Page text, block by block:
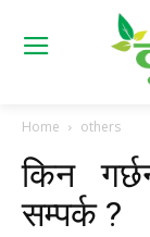
Home others
किन
सम्पर्क ?